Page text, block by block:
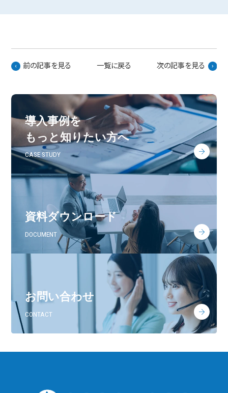
前の記事を見る 一覧に戻る 次の記事を見る
導入事例を
もっと知りたい方へ
CASE STUDY
資料ダウンロード
DOCUMENT
お問い合わせ
CONTACT